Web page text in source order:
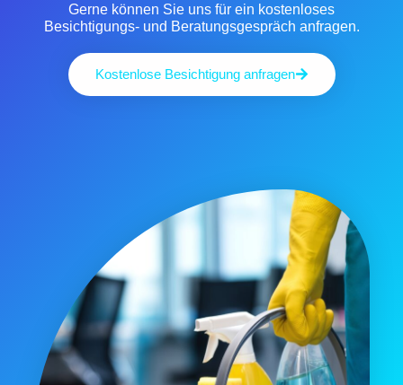
Gerne können Sie uns für ein kostenloses
Besichtigungs- und Beratungsgespräch anfragen.
Kostenlose Besichtigung anfragen